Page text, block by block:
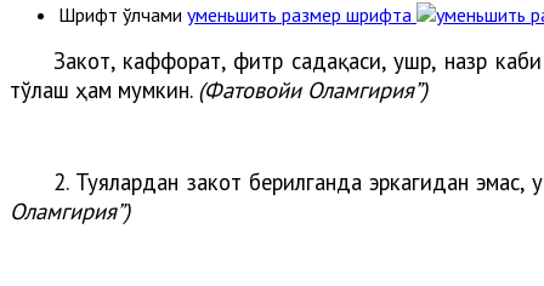
Шрифт ўлчами уменьшить размер шрифта
Закот, каффорат, фитр садақаси, ушр, назр
тўлаш ҳам мумкин. (Фатовойи Оламгирия”)
2. Туялардан закот берилганда эркагидан
Оламгирия”)